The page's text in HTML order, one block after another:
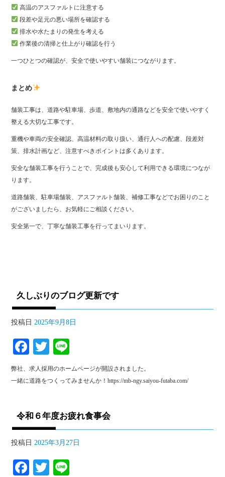
高温のアスファルトに注意する
段差や足元の悪い場所を確認する
排水や水たまりの発生を考える
作業後の清掃と仕上がり確認を行う
一つひとつの確認が、安全で使いやすい舗装につながります。
まとめ
舗装工事は、道路や駐車場、歩道、敷地内の通路などを安全で使いやすく
整える大切な工事です。
重機や車両の安全確認、高温材料の取り扱い、通行人への配慮、段差対
策、排水計画など、注意すべきポイントは多くあります。
安全な舗装工事を行うことで、完成後も安心して利用できる環境につなが
ります。
道路舗装、駐車場舗装、アスファルト舗装、補修工事などでお困りのこと
がございましたら、お気軽にご相談ください。
安全第一で、丁寧な舗装工事を行ってまいります。
久しぶりのブログ更新です
投稿日 2025年9月8日
Fa
ce
bo
T
wi
tte
ne
弊社、求人採用のホームページが開設されました。
一緒に道路をつくってみませんか！https://mb-ngy.saiyou-futaba.com/
令和６年度お疲れ食事会
投稿日 2025年3月27日
Fa T